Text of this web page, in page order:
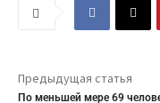
Предыдущая статья
По меньшей мере 69